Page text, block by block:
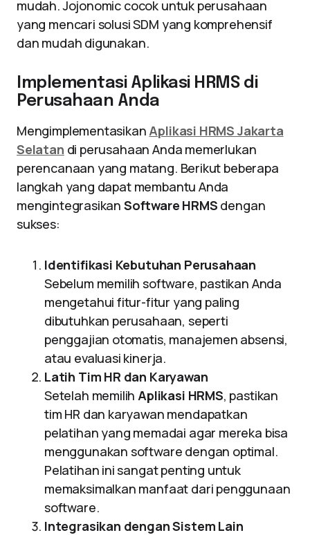
mudah. Jojonomic cocok untuk perusahaan
yang mencari solusi SDM yang komprehensif
dan mudah digunakan.
Implementasi Aplikasi HRMS di
Perusahaan Anda
Mengimplementasikan Aplikasi HRMS Jakarta
Selatan di perusahaan Anda memerlukan
perencanaan yang matang. Berikut beberapa
langkah yang dapat membantu Anda
mengintegrasikan Software HRMS dengan
sukses:
Identifikasi Kebutuhan Perusahaan
Sebelum memilih software, pastikan Anda
mengetahui fitur-fitur yang paling
dibutuhkan perusahaan, seperti
penggajian otomatis, manajemen absensi,
atau evaluasi kinerja.
Latih Tim HR dan Karyawan
Setelah memilihAplikasi HRMS, pastikan
tim HR dan karyawan mendapatkan
pelatihan yang memadai agar mereka bisa
menggunakan software dengan optimal.
Pelatihan ini sangat penting untuk
memaksimalkan manfaat dari penggunaan
software.
Integrasikan dengan Sistem Lain